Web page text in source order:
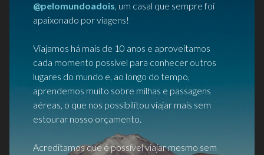
@pelomundoadois, um casal que sempre foi
apaixonado por viagens!
Viajamos há mais de 10 anos e aproveitamos
cada momento possível para conhecer outros
lugares do mundo e, ao longo do tempo,
aprendemos muito sobre milhas e passagens
aéreas, o que nos possibilitou viajar mais sem
estourar nosso orçamento.
Acreditamos que é possível viajar mesmo sem